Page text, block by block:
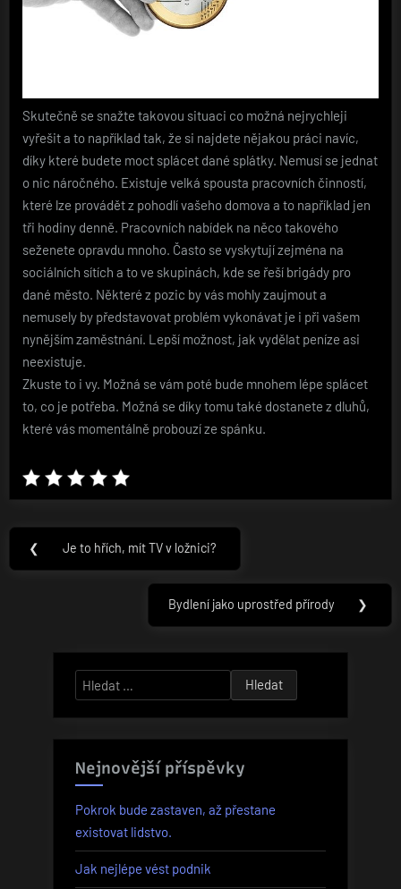
Skutečně se snažte takovou situaci co možná nejrychleji
vyřešit a to například tak, že si najdete nějakou práci navíc,
díky které budete moct splácet dané splátky. Nemusí se jednat
o nic náročného. Existuje velká spousta pracovních činností,
které lze provádět z pohodlí vašeho domova a to například jen
tři hodiny denně. Pracovních nabídek na něco takového
seženete opravdu mnoho. Často se vyskytují zejména na
sociálních sítích a to ve skupinách, kde se řeší brigády pro
dané město. Některé z pozic by vás mohly zaujmout a
nemusely by představovat problém vykonávat je i při vašem
nynějším zaměstnání. Lepší možnost, jak vydělat peníze asi
neexistuje.
Zkuste to i vy. Možná se vám poté bude mnohem lépe splácet
to, co je potřeba. Možná se díky tomu také dostanete z dluhů,
které vás momentálně probouzí ze spánku.
Navigace
pro
❮
Previous
Je to hřích, mít TV v ložnici?
Next
Bydlení jako uprostřed přírody ❯
Vyhledávání
Nejnovější příspěvky
Pokrok bude zastaven, až přestane
existovat lidstvo.
Jak nejlépe vést podnik